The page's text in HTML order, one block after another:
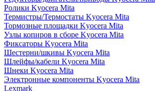
Ролики Kyocera Mita
Термистры/Термостаты Kyocera Mita
Тормозные площадки Kyocera Mita
Узлы копиров в сборе Kyocera Mita
Фиксаторы Kyocera Mita
Шестерни/шкивы Kyocera Mita
Шлейфы/кабели Kyocera Mita
Шнеки Kyocera Mita
Электронные компоненты Kyocera Mita
Lexmark